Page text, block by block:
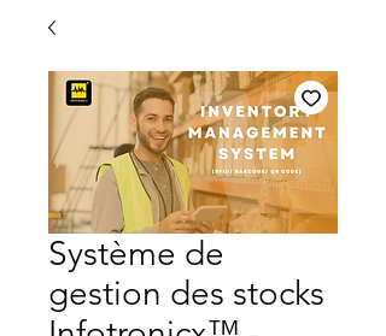
Système de
gestion des stocks